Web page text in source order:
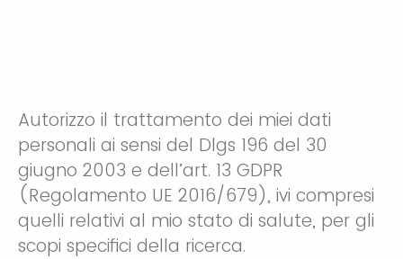
Autorizzo il trattamento dei miei dati
personali ai sensi del Dlgs 196 del 30
giugno 2003 e dell’art. 13 GDPR
(Regolamento UE 2016/679), ivi compresi
quelli relativi al mio stato di salute, per gli
scopi specifici della ricerca.